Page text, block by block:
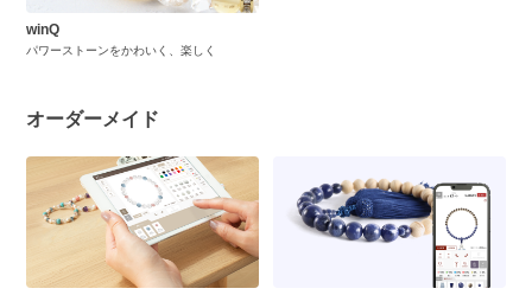
winQ
パワーストーンをかわいく、楽しく
オーダーメイド